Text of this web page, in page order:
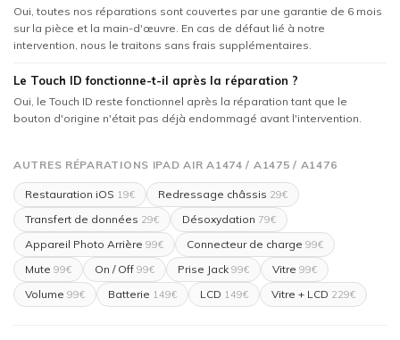
Oui, toutes nos réparations sont couvertes par une garantie de 6 mois
sur la pièce et la main-d'œuvre. En cas de défaut lié à notre
intervention, nous le traitons sans frais supplémentaires.
Le Touch ID fonctionne-t-il après la réparation ?
Oui, le Touch ID reste fonctionnel après la réparation tant que le
bouton d'origine n'était pas déjà endommagé avant l'intervention.
AUTRES RÉPARATIONS IPAD AIR A1474 / A1475 / A1476
Restauration iOS 19€ Redressage châssis 29€
Transfert de données 29€ Désoxydation 79€
Appareil Photo Arrière 99€ Connecteur de charge 99€
Mute 99€ On / Off 99€ Prise Jack 99€ Vitre 99€
Volume 99€ Batterie 149€ LCD 149€ Vitre + LCD 229€